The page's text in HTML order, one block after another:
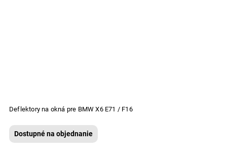
Deflektory na okná pre BMW X6 E71 / F16
Dostupné na objednanie